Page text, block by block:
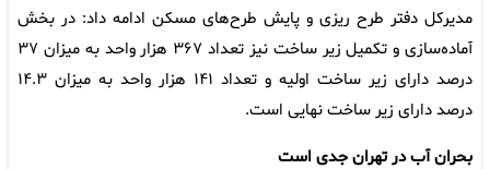
مدیرکل دفتر طرح ریزی و پایش طرح‌های مسکن ادامه داد: در بخش
آماده‌سازی و تکمیل زیر ساخت نیز تعداد ۳۶۷ هزار واحد به میزان ۳۷
درصد دارای زیر ساخت اولیه و تعداد ۱۴۱ هزار واحد به میزان ۱۴.۳
درصد دارای زیر ساخت نهایی است.
بحران آب در تهران جدی است